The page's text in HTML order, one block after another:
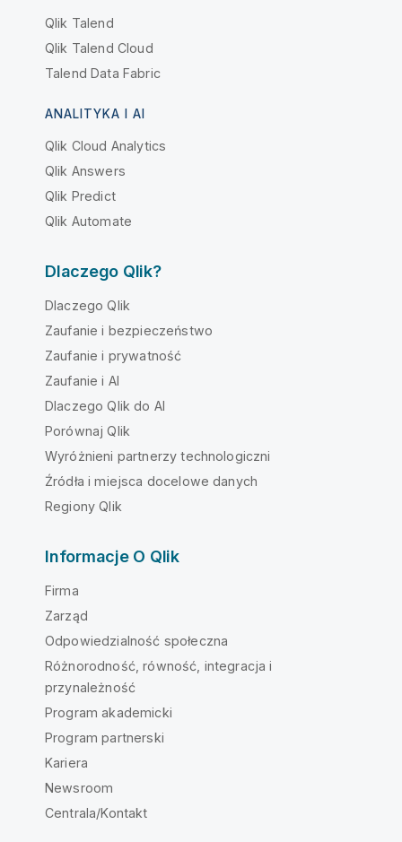
Qlik Talend
Qlik Talend Cloud
Talend Data Fabric
ANALITYKA I AI
Qlik Cloud Analytics
Qlik Answers
Qlik Predict
Qlik Automate
Dlaczego Qlik?
Dlaczego Qlik
Zaufanie i bezpieczeństwo
Zaufanie i prywatność
Zaufanie i AI
Dlaczego Qlik do AI
Porównaj Qlik
Wyróżnieni partnerzy technologiczni
Źródła i miejsca docelowe danych
Regiony Qlik
Informacje O Qlik
Firma
Zarząd
Odpowiedzialność społeczna
Różnorodność, równość, integracja i
przynależność
Program akademicki
Program partnerski
Kariera
Newsroom
Centrala/Kontakt